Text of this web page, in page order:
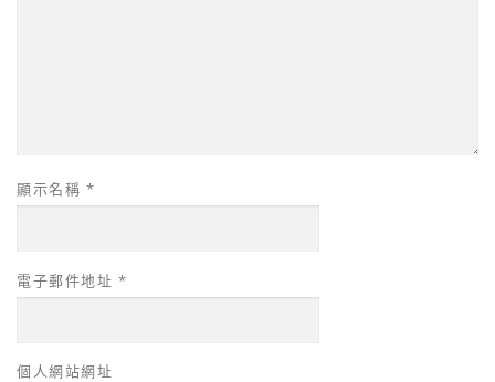
顯示名稱 *
電子郵件地址 *
個人網站網址